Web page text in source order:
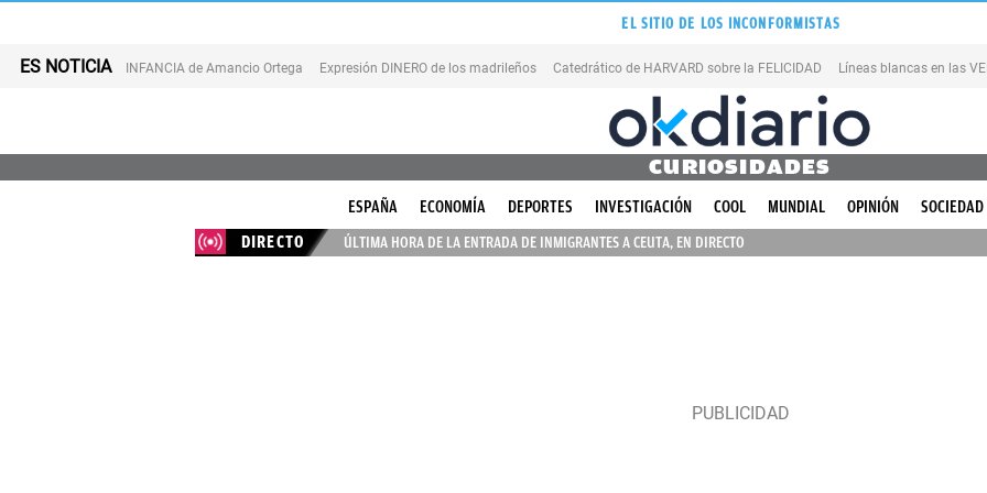
EL SITIO DE LOS INCONFORMISTAS
ES NOTICIA INFANCIA de Amancio Ortega Expresión DINERO de los madrileños Catedrático de HARVARD sobre la FELICIDAD Líneas blancas en las
CURIOSIDADES
ESPAÑA ECONOMÍA DEPORTES INVESTIGACIÓN COOL MUNDIAL OPINIÓN SOCIEDAD
DIRECTO
ÚLTIMA HORA DE LA ENTRADA DE INMIGRANTES A CEUTA, EN DIRECTO